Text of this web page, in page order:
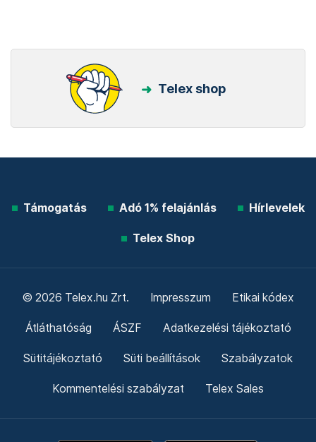
Telex shop
Támogatás Adó 1% felajánlás Hírlevelek
Telex Shop
© 2026 Telex.hu Zrt. Impresszum Etikai kódex
Átláthatóság ÁSZF Adatkezelési tájékoztató
Sütitájékoztató Süti beállítások Szabályzatok
Kommentelési szabályzat Telex Sales